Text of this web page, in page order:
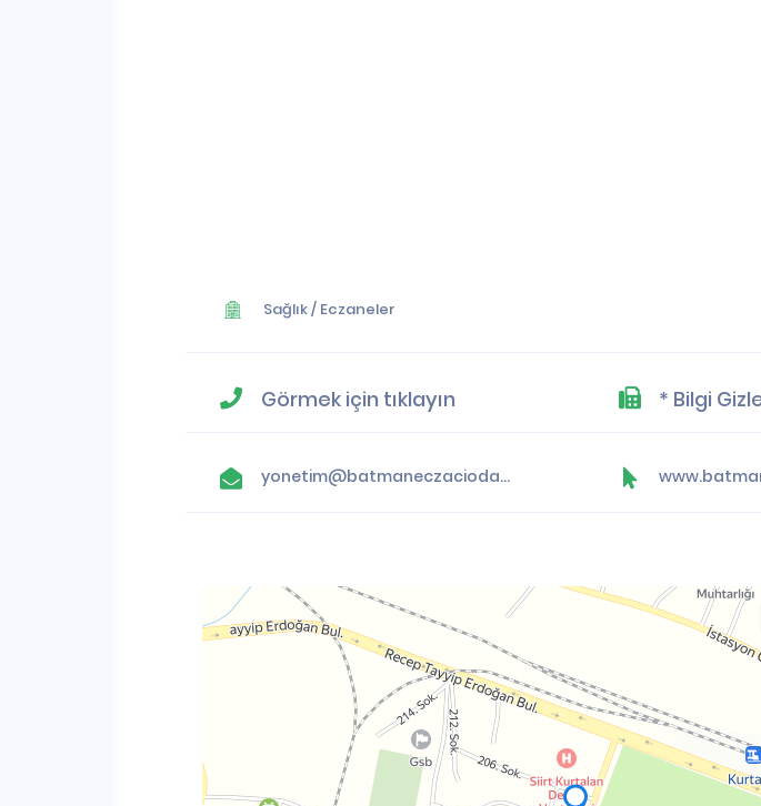
Sağlık/ Eczaneler
Görmek için tıklayın * Bilgi
yonetim@batmaneczaciodasi.org.tr